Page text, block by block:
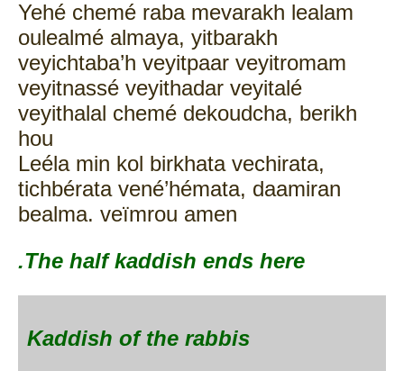
Yehé chemé raba mevarakh lealam
oulealmé almaya, yitbarakh
veyichtaba’h veyitpaar veyitromam
veyitnassé veyithadar veyitalé
veyithalal chemé dekoudcha, berikh
hou
Leéla min kol birkhata vechirata,
tichbérata vené’hémata, daamiran
bealma. veïmrou amen
The half kaddish ends here.
Kaddish of the rabbis